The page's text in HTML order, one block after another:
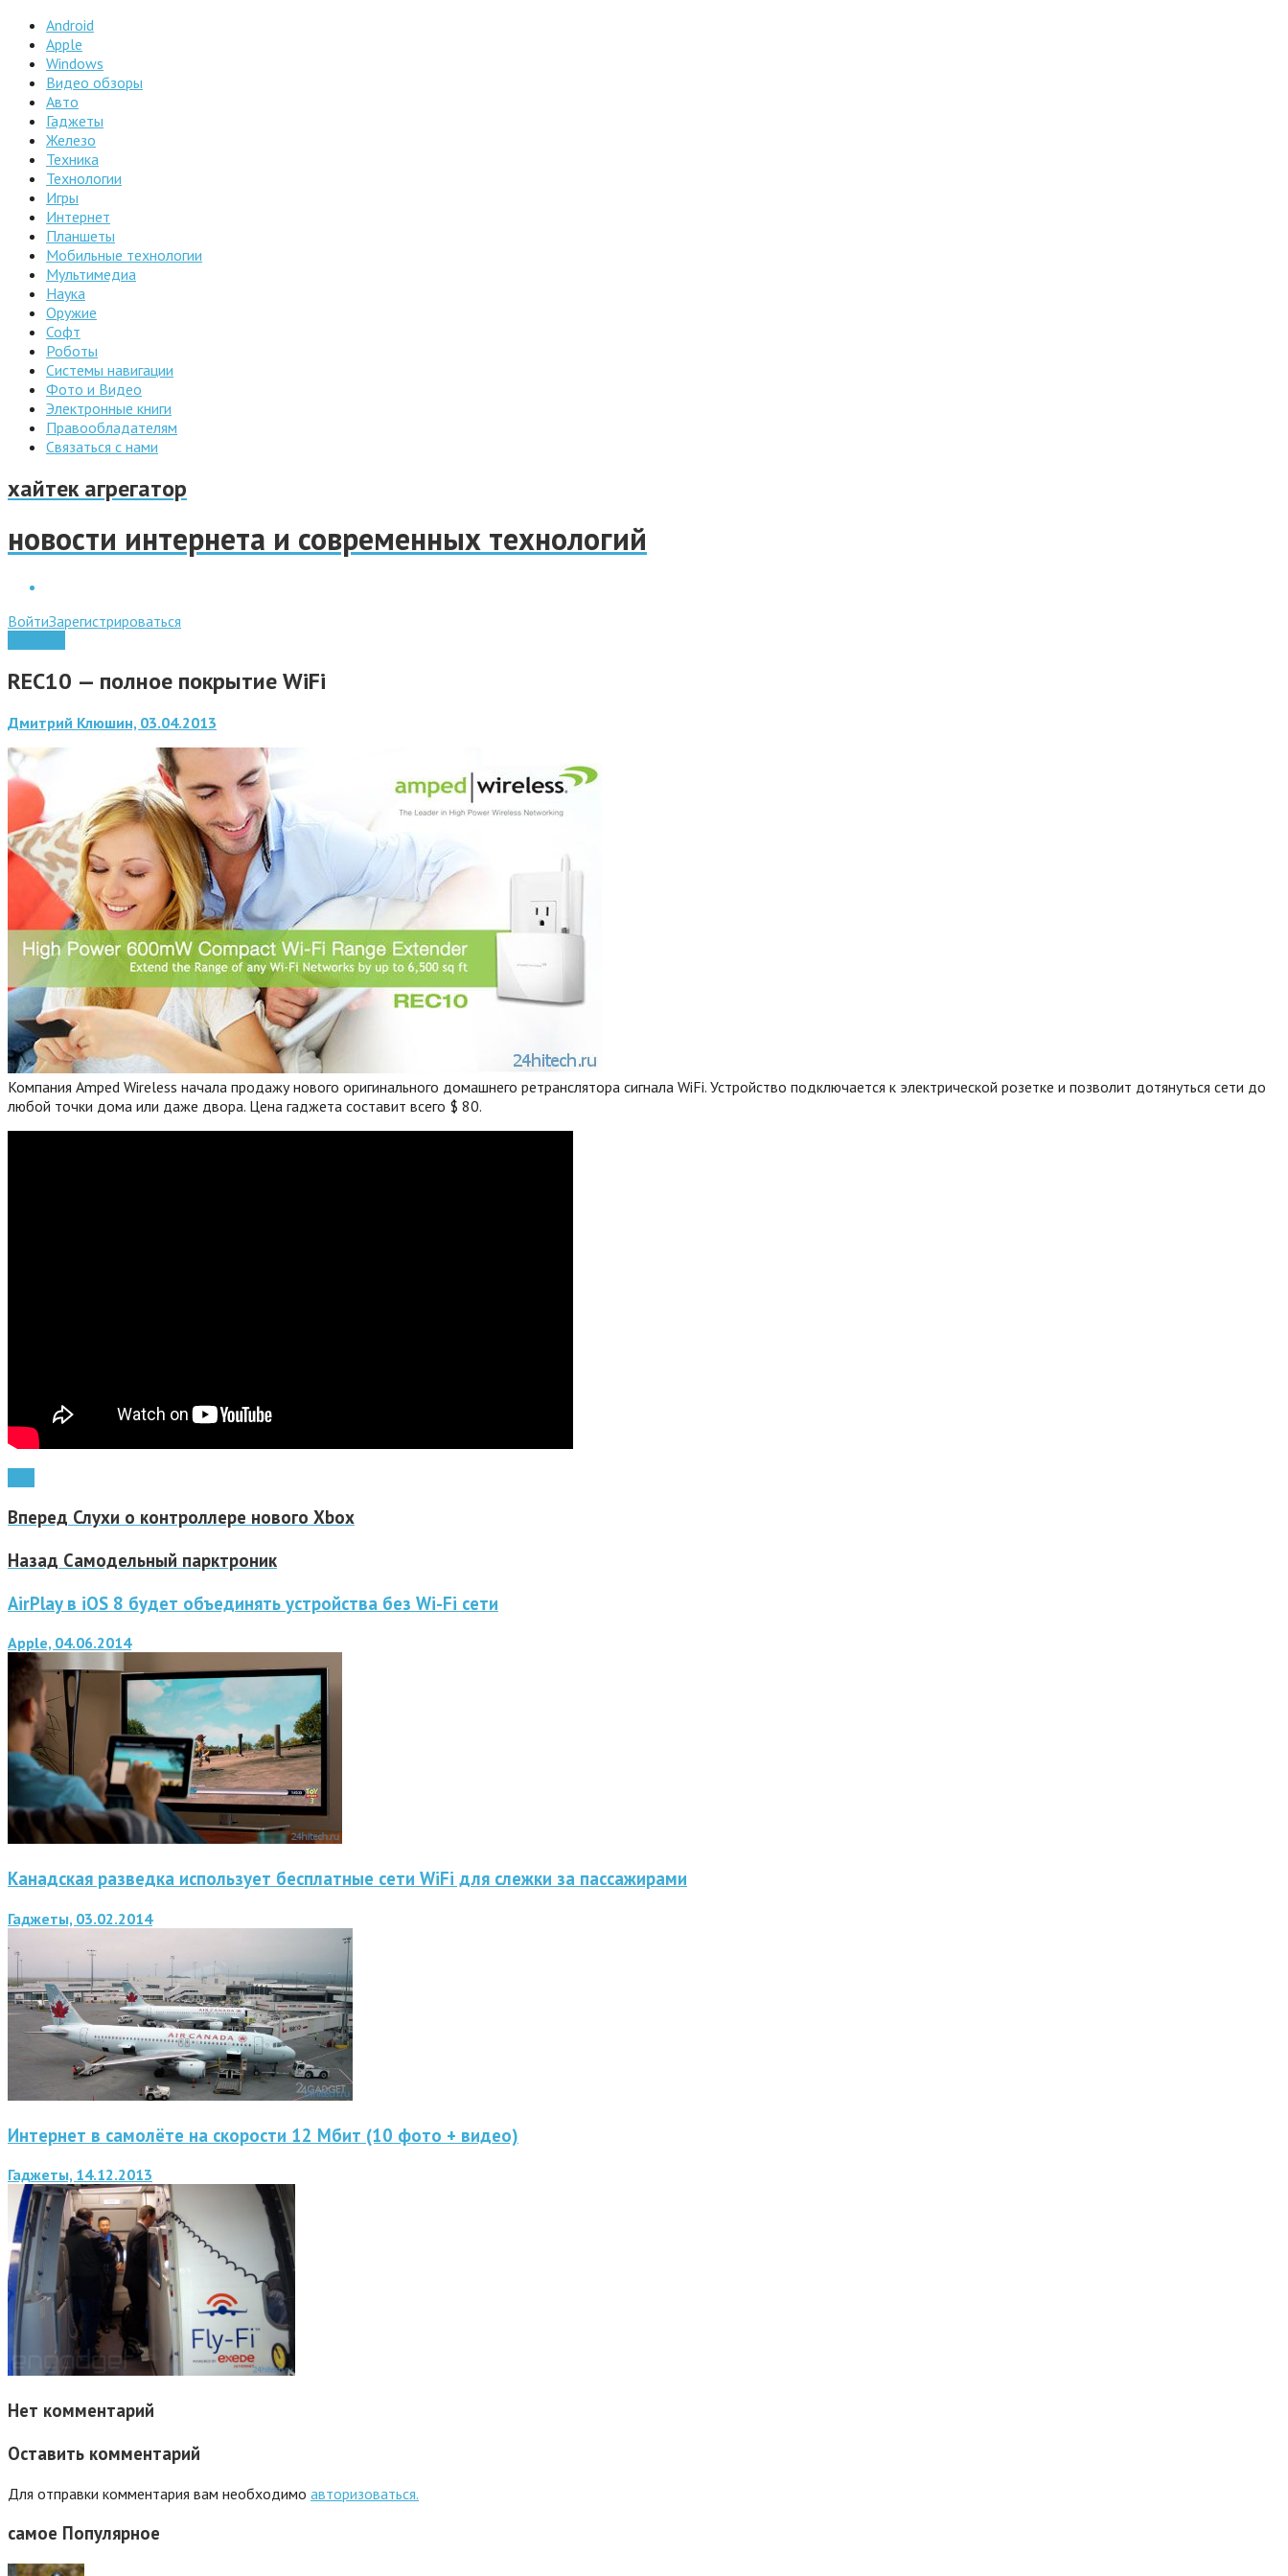
Android
Apple
Windows
Видео обзоры
Авто
Гаджеты
Железо
Техника
Технологии
Игры
Интернет
Планшеты
Мобильные технологии
Мультимедиа
Наука
Оружие
Софт
Роботы
Системы навигации
Фото и Видео
Электронные книги
Правообладателям
Связаться с нами
хайтек агрегатор
новости интернета и современных технологий
ВойтиЗарегистрироваться
REC10 — полное покрытие WiFi
Дмитрий Клюшин, 03.04.2013
Компания Amped Wireless начала продажу нового оригинального домашнего ретранслятора сигнала WiFi. Устройство подключается к электрической розетке и позволит дотянуться сети до
любой точки дома или даже двора. Цена гаджета составит всего $ 80.
Вперед Слухи о контроллере нового Xbox
Назад Самодельный парктроник
AirPlay в iOS 8 будет объединять устройства без Wi-Fi сети
Apple, 04.06.2014
Канадская разведка использует бесплатные сети WiFi для слежки за пассажирами
Гаджеты, 03.02.2014
Интернет в самолёте на скорости 12 Мбит (10 фото + видео)
Гаджеты, 14.12.2013
Нет комментарий
Оставить комментарий
Для отправки комментария вам необходимо авторизоваться.
самое Популярное